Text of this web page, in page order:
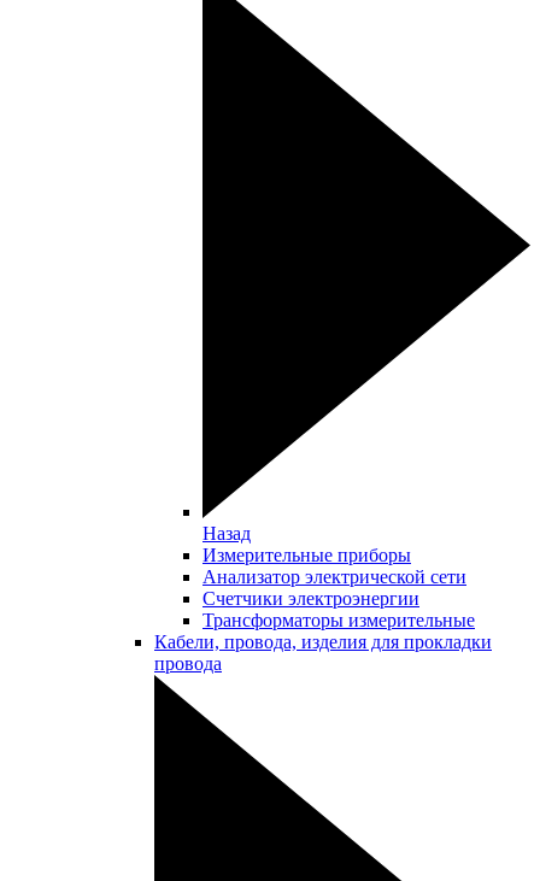
Назад
Измерительные приборы
Анализатор электрической сети
Счетчики электроэнергии
Трансформаторы измерительные
Кабели, провода, изделия для прокладки
провода